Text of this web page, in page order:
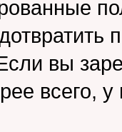
вы
всего,